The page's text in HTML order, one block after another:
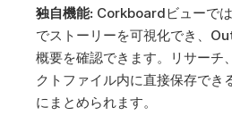
独自機能: Corkboardビューで
でストーリーを可視化でき、
概要を確認できます。リサーチ
クトファイル内に直接保存でき
にまとめられます。